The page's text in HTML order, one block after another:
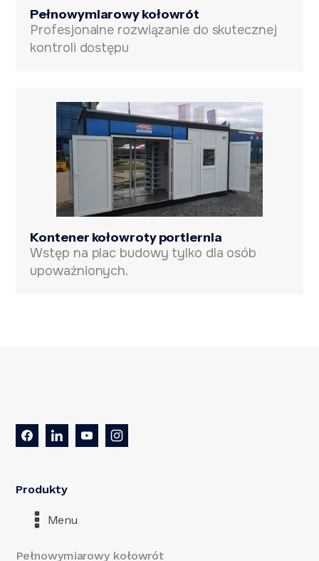
Pełnowymiarowy kołowrót
Profesjonalne rozwiązanie do skutecznej
kontroli dostępu
Kontener kołowroty portiernia
Wstęp na plac budowy tylko dla osób
upoważnionych.
Produkty
Menu
Pełnowymiarowy kołowrót